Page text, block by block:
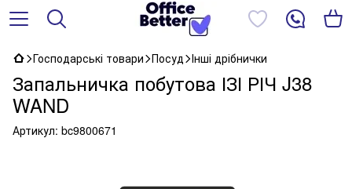
Господарські товари Посуд Інші дрібнички
Запальничка побутова ІЗІ РІЧ J38
WAND
Артикул: bc9800671